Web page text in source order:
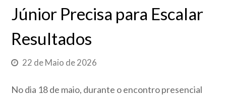
Júnior Precisa para Escalar
Resultados
22 de Maio de 2026
No dia 18 de maio, durante o encontro presencial